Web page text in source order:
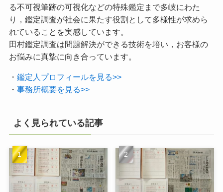
る不可視筆跡の可視化などの特殊鑑定まで多岐にわた
り，鑑定調査が社会に果たす役割として多様性が求めら
れていることを実感しています。
田村鑑定調査は問題解決ができる技術を培い，お客様の
お悩みに真摯に向き合っています。
・ 鑑定人プロフィールを見る>>
・ 事務所概要を見る>>
よく見られている記事